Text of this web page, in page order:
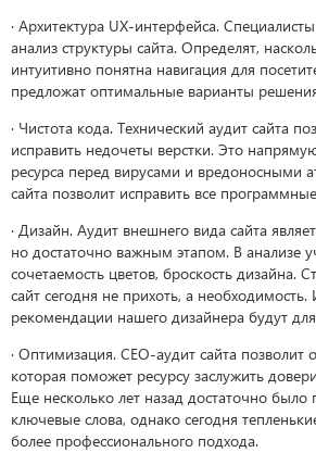
· Архитектура UX-интерфейса.
анализ структуры сайта. Определят,
интуитивно понятна навигация для
предложат оптимальные варианты
· Чистота кода. Технический аудит сайта
исправить недочеты верстки. Это
ресурса перед вирусами и вредоносными
сайта позволит исправить все
· Дизайн. Аудит внешнего вида сайта
но достаточно важным этапом. В анализе
сочетаемость цветов, броскость дизайна.
сайт сегодня не прихоть, а
рекомендации нашего дизайнера будут
· Оптимизация. СЕО-аудит сайта позволит
которая поможет ресурсу заслужить
Еще несколько лет назад достаточно было
ключевые слова, однако сегодня
более профессионального подхода.